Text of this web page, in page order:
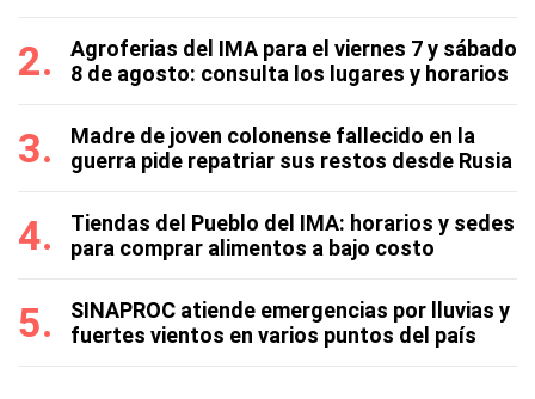
Agroferias del IMA para el viernes 7 y sábado
8 de agosto: consulta los lugares y horarios
Madre de joven colonense fallecido en la
guerra pide repatriar sus restos desde Rusia
Tiendas del Pueblo del IMA: horarios y sedes
para comprar alimentos a bajo costo
SINAPROC atiende emergencias por lluvias y
fuertes vientos en varios puntos del país